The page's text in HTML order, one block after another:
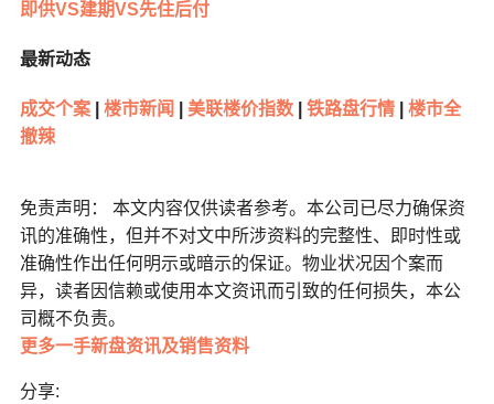
即供VS建期VS先住后付
最新动态
成交个案| 楼市新闻 美联楼价指数| 铁路盘行情|
楼市全
撤辣
免责声明： 本文内容仅供读者参考。本公司已尽力确保资
讯的准确性，但并不对文中所涉资料的完整性、即时性或
准确性作出任何明示或暗示的保证。物业状况因个案而
异，读者因信赖或使用本文资讯而引致的任何损失，本公
司概不负责。
更多一手新盘资讯及销售资料
分享: